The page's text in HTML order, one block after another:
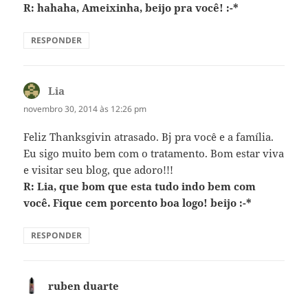
R: hahaha, Ameixinha, beijo pra você! :-*
RESPONDER
Lia
novembro 30, 2014 às 12:26 pm
Feliz Thanksgivin atrasado. Bj pra você e a família.
Eu sigo muito bem com o tratamento. Bom estar viva
e visitar seu blog, que adoro!!!
R: Lia, que bom que esta tudo indo bem com
você. Fique cem porcento boa logo! beijo :-*
RESPONDER
ruben duarte